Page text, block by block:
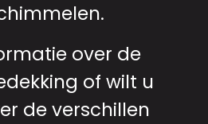
over de
of wilt u
de verschillen